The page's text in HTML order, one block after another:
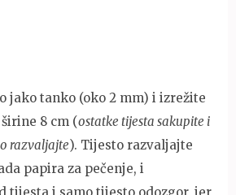
jako tanko (oko 2 mm) i izrežite
8 cm (ostatke tijesta sakupite i
razvaljajte). Tijesto razvaljajte
papira za pečenje, i